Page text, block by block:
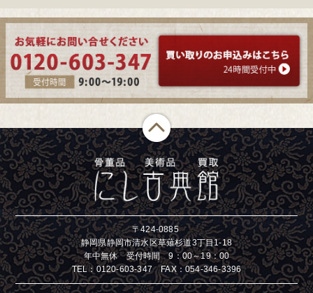
〒424-0885
静岡県静岡市清水区草薙杉道3丁目1-18
年中無休 受付時間 9：00～19：00
TEL： 0120-603-347FAX：054-346-3396